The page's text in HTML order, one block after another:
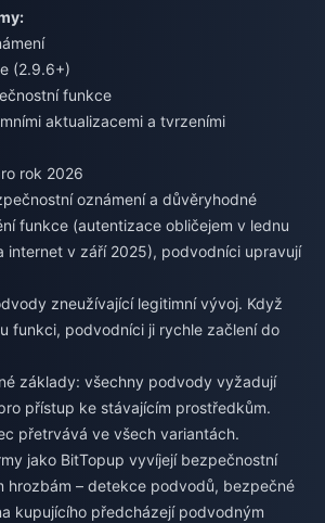
(2.9.6+)
funkce
aktualizacemi a tvrzeními
rok 2026
oznámení a důvěryhodné
funkce (autentizace obličejem v lednu
internet v září 2025), podvodníci upravují
zneužívající legitimní vývoj. Když
funkci, podvodníci ji rychle začlení do
základy: všechny podvody vyžadují
přístup ke stávajícím prostředkům.
přetrvává ve všech variantách.
jako BitTopup vyvíjejí bezpečnostní
hrozbám – detekce podvodů, bezpečné
kupujícího předcházejí podvodným